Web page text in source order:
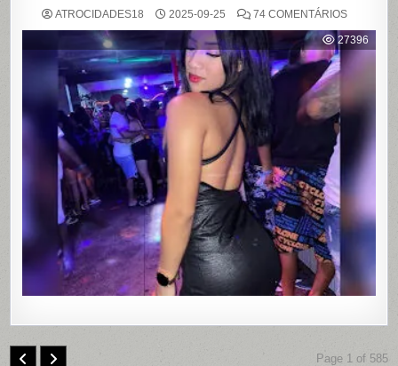
ATROCIDADES18 2025-09-25 74 COMENTÁRIOSEM
DE
20
ANOS
EM
MOTEL
COM
REMOTO
PARTES
É
27396
Page 1 of 585